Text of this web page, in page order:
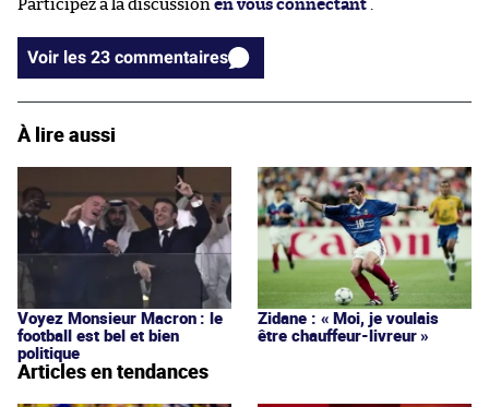
Participez à la discussion en vous connectant
Voir les 23 commentaires
À lire aussi
Voyez Monsieur Macron : le
football est bel et bien
politique
Zidane : « Moi, je voulais
être chauffeur-livreur »
Articles en tendances